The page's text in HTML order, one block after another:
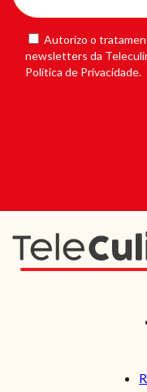
Autorizo o
newsletters da
Política de Privacidade.